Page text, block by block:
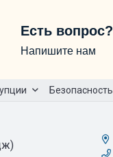
Есть вопрос?
Напишите нам
Безопасность